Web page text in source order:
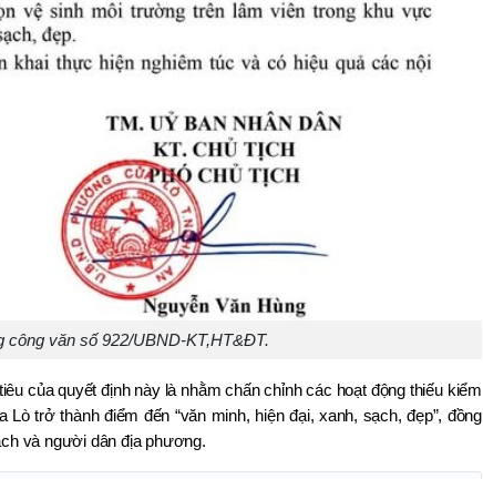
công văn số 922/UBND-KT,HT&ĐT.
của quyết định này là nhằm chấn chỉnh các hoạt động thiếu kiểm
trở thành điểm đến “văn minh, hiện đại, xanh, sạch, đẹp”, đồng
và người dân địa phương.